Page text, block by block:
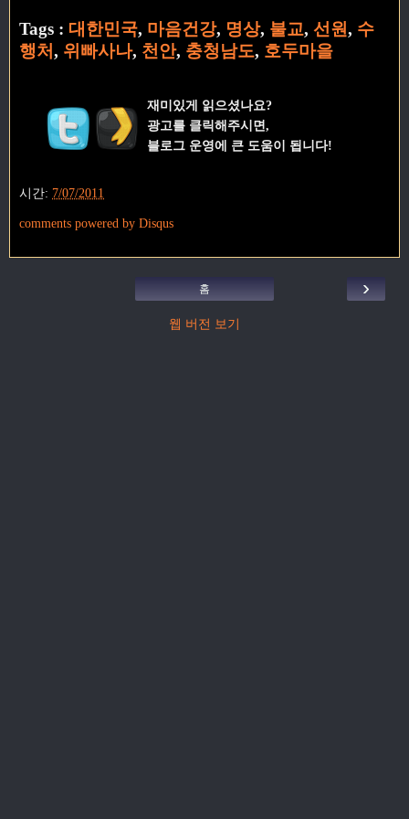
Tags : 대한민국, 마음건강, 명상, 불교, 선원, 수
행처, 위빠사나, 천안, 충청남도, 호두마을
재미있게 읽으셨나요?
광고를 클릭해주시면,
블로그 운영에 큰 도움이 됩니다!
시간: 7/07/2011
comments powered by Disqus
›
홈
웹 버전 보기